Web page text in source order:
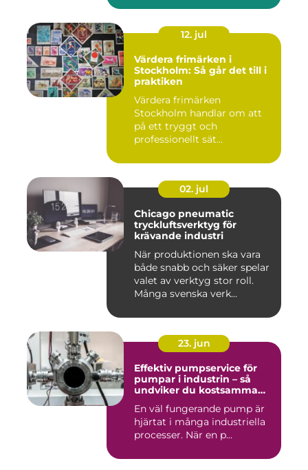
12. jul
Värdera frimärken i
Stockholm: Så går det till i
praktiken
Värdera frimärken
Stockholm handlar om att
på ett tryggt och
professionellt sät...
02. jul
Chicago pneumatic
tryckluftsverktyg för
krävande industri
När produktionen ska vara
både snabb och säker spelar
valet av verktyg stor roll.
Många svenska verk...
23. jun
Effektiv pumpservice för
pumpar i industrin – så
undviker du kostsamma
En väl fungerande pump är
hjärtat i många industriella
processer. När en p...